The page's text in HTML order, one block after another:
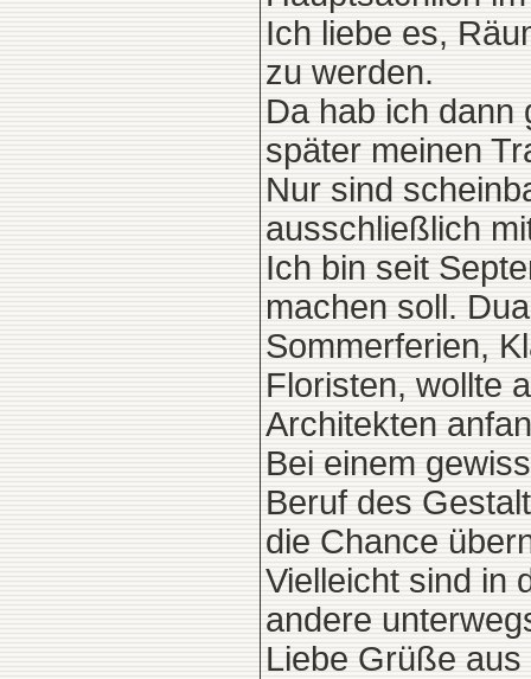
Ich liebe es,
zu werden.
Da hab ich dann
später meinen
Nur sind
ausschließlich
Ich bin seit
machen soll.
Sommerferien,
Floristen, wollte
Architekten
Bei einem
Beruf des
die Chance
Vielleicht sind in
andere
Liebe Grüße